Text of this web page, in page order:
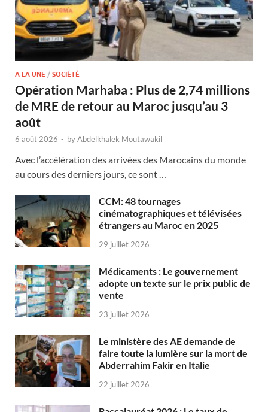
A LA UNE / SOCIÉTÉ
Opération Marhaba : Plus de 2,74 millions
de MRE de retour au Maroc jusqu’au 3
août
6 août 2026 - byAbdelkhalek Moutawakil
Avec l’accélération des arrivées des Marocains du monde
au cours des derniers jours, ce sont …
CCM: 48 tournages
cinématographiques et télévisées
étrangers au Maroc en 2025
29 juillet 2026
Médicaments : Le gouvernement
adopte un texte sur le prix public de
vente
23 juillet 2026
Le ministère des AE demande de
faire toute la lumière sur la mort de
Abderrahim Fakir en Italie
22 juillet 2026